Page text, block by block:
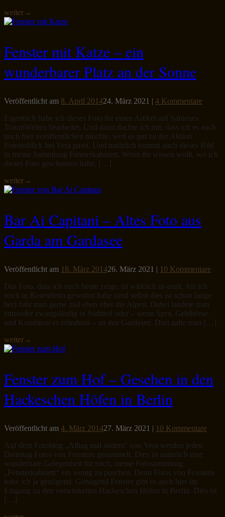
weiter→
Fenster mit Katze – ein
wunderbarer Platz an der Sonne
Veröffentlicht am 8. April 201424. März 2021 | 4 Kommentare
Eigentlich habe ich dieses Foto für einen Artikel auf Sabienes
TraumWelten bearbeitet. Und dann dachte ich mir, dass ich es auch
noch hier veröffentlichen möchte, weil es gut zu der Aktion
Fensterblick bei Vera passt. Und natürlich kommt auch dieses Bild
in meine Sammlung Fensterkabinett. Wenn ihr wissen wollt, wo ich
dieses Foto geschossen habe, […]
weiter→
Bar Ai Capitani – Altes Foto aus
Garda am Gardasee
Veröffentlicht am 18. März 201426. März 2021 | 10 Kommentare
Das Foto, dass ich euch heute zeige, ist wirklich ur-uralt. Als ich
noch in Rosenheim gewohnt habe (und selbst dies ist schon lange
her) fuhr man gerne mal eben über die Alpen. Dabei landete man
entweder zwangsläufig in Südtirol oder – wenn Sprit, Geldbörse
und Kondition es erlaubten – an den Gardasee. Dort aalte man […]
weiter→
Fenster zum Hof – Gesehen in den
Hackeschen Höfen in Berlin
Veröffentlicht am 4. März 201427. März 2021 | 10 Kommentare
Auf dem Fotoblog „Alltag mal anders“ von Vera werden jeden
Dienstag Fotos von Fenstern gesammelt. Dies ist natürlich eine
wunderbare Gelegenheit für mich, meine Fotosammlung
„Fensterkabinett“ ein wenig zu puschen. Denn Fotos von Fenstern
habe ich ja genügend. Genügend Fenster gibt es auch hier im
Eingang zu den verwinkelten Hackeschen Höfen in Berlin. Dies ist
[…]